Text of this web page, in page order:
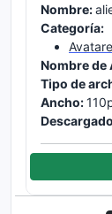
Nombre:
Categoría:
Nombre de
Tipo de
Ancho: